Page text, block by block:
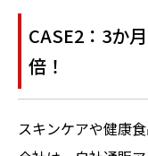
CASE2：3か
倍！
スキンケアや健康